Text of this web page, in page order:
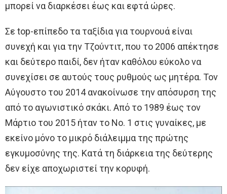
μπορεί να διαρκέσει έως και εφτά ώρες.
Σε top-επίπεδο τα ταξίδια για τουρνουά είναι
συνεχή και για την Τζούντιτ, που το 2006 απέκτησε
και δεύτερο παιδί, δεν ήταν καθόλου εύκολο να
συνεχίσει σε αυτούς τους ρυθμούς ως μητέρα. Τον
Αύγουστο του 2014 ανακοίνωσε την απόσυρση της
από το αγωνιστικό σκάκι. Από το 1989 έως τον
Μάρτιο του 2015 ήταν το Νο. 1 στις γυναίκες, με
εκείνο μόνο το μικρό διάλειμμα της πρώτης
εγκυμοσύνης της. Κατά τη διάρκεια της δεύτερης
δεν είχε αποχωριστεί την κορυφή.